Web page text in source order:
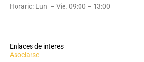
Horario: Lun. – Vie. 09:00 – 13:00
Enlaces de interes
Asociarse